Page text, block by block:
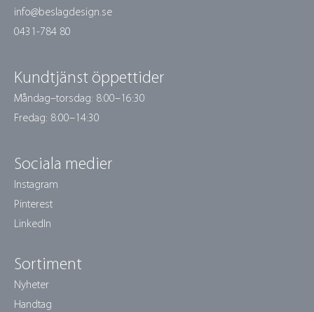
info@beslagdesign.se
0431-784 80
Kundtjänst öppettider
Måndag–torsdag: 8:00–16:30
Fredag: 8:00–14:30
Sociala medier
Instagram
Pinterest
LinkedIn
Sortiment
Nyheter
Handtag